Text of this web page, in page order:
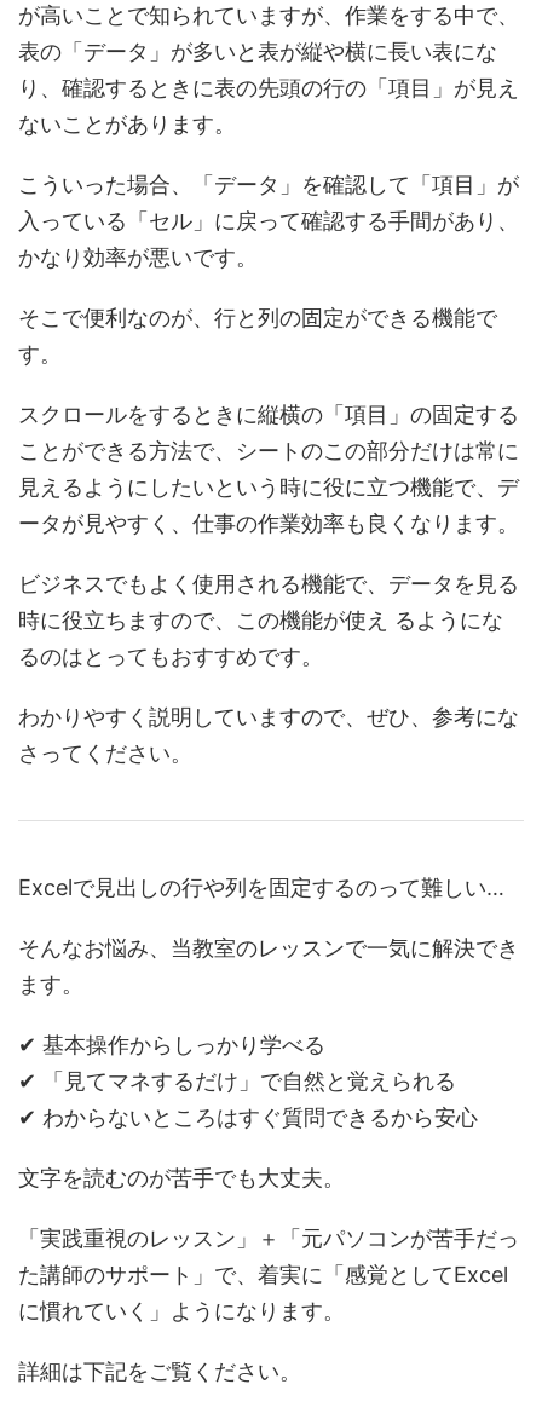
が高いことで知られていますが、作業をする中で、
表の「データ」が多いと表が縦や横に長い表にな
り、確認するときに表の先頭の行の「項目」が見え
ないことがあります。
こういった場合、「データ」を確認して「項目」が
入っている「セル」に戻って確認する手間があり、
かなり効率が悪いです。
そこで便利なのが、行と列の固定ができる機能で
す。
スクロールをするときに縦横の「項目」の固定する
ことができる方法で、シートのこの部分だけは常に
見えるようにしたいという時に役に立つ機能で、デ
ータが見やすく、仕事の作業効率も良くなります。
ビジネスでもよく使用される機能で、データを見る
時に役立ちますので、この機能が使え るようにな
るのはとってもおすすめです。
わかりやすく説明していますので、ぜひ、参考にな
さってください。
Excelで見出しの行や列を固定するのって難しい…
そんなお悩み、当教室のレッスンで一気に解決でき
ます。
✔ 基本操作からしっかり学べる
✔ 「見てマネするだけ」で自然と覚えられる
✔ わからないところはすぐ質問できるから安心
文字を読むのが苦手でも大丈夫。
「実践重視のレッスン」＋「元パソコンが苦手だっ
た講師のサポート」で、着実に「感覚としてExcel
に慣れていく」ようになります。
詳細は下記をご覧ください。